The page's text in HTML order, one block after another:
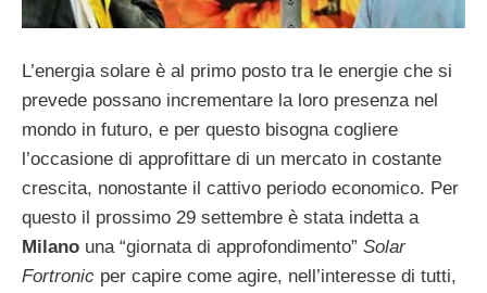
L’energia solare è al primo posto tra le energie che si
prevede possano incrementare la loro presenza nel
mondo in futuro, e per questo bisogna cogliere
l’occasione di approfittare di un mercato in costante
crescita, nonostante il cattivo periodo economico. Per
questo il prossimo 29 settembre è stata indetta a
Milano una “giornata di approfondimento” Solar
Fortronic per capire come agire, nell’interesse di tutti,